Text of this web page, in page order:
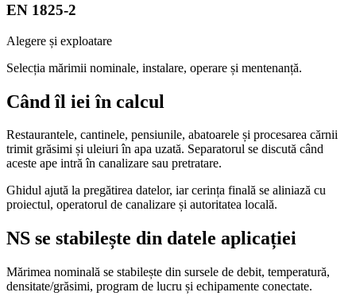
EN 1825-2
Alegere și exploatare
Selecția mărimii nominale, instalare, operare și mentenanță.
Când îl iei în calcul
Restaurantele, cantinele, pensiunile, abatoarele și procesarea cărnii
trimit grăsimi și uleiuri în apa uzată. Separatorul se discută când
aceste ape intră în canalizare sau pretratare.
Ghidul ajută la pregătirea datelor, iar cerința finală se aliniază cu
proiectul, operatorul de canalizare și autoritatea locală.
NS se stabilește din datele aplicației
Mărimea nominală se stabilește din sursele de debit, temperatură,
densitate/grăsimi, program de lucru și echipamente conectate.